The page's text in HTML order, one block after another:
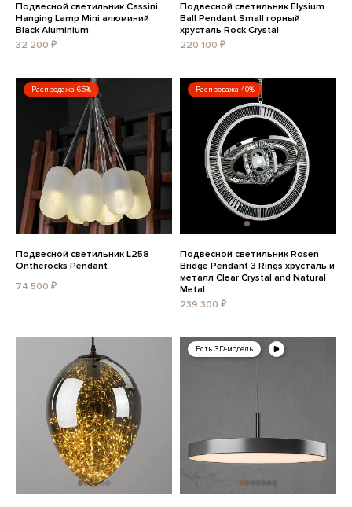
Подвесной светильник Cassini
Hanging Lamp Mini алюминий
Black Aluminium
32 200 ₽
Подвесной светильник Elysium
Ball Pendant Small горный
хрусталь Rock Crystal
220 100 ₽
Распродажа 65%
Подвесной светильник L258
Ontherocks Pendant
74 500 ₽
Распродажа 40%
Подвесной светильник Rosen
Bridge Pendant 3 Rings хрусталь и
металл Clear Crystal and Natural
Metal
239 300 ₽
Есть 3D-модель